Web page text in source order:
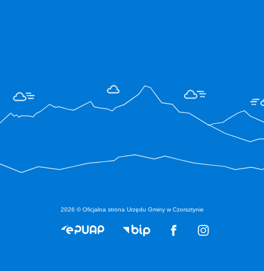
2026 © Oficjalna strona Urzędu Gminy w Czorsztynie